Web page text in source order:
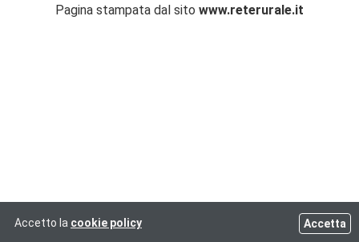
Pagina stampata dal sito www.reterurale.it
Accetto la cookie policy Accetta